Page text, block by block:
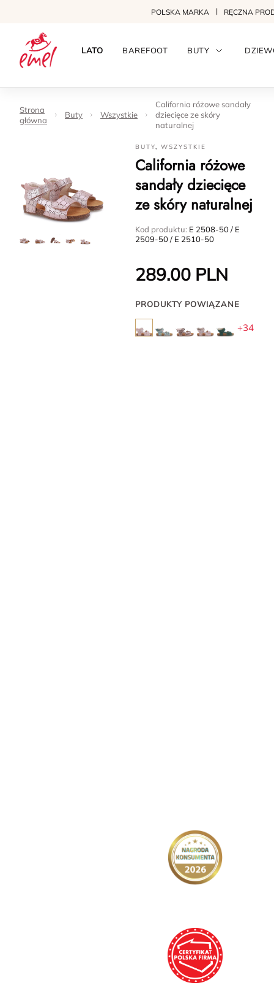
POLSKA MARKA RĘCZNA
LATO BAREFOOT BUTY
Strona
główna
Buty Wszystkie
California różowe sandały
dziecięce ze skóry
naturalnej
BUTY,WSZYSTKIE
California różowe
sandały dziecięce
ze skóry naturalnej
Kod produktu: E 2508-50 / E
2509-50 / E 2510-50
289.00 PLN
PRODUKTY POWIĄZANE
+34